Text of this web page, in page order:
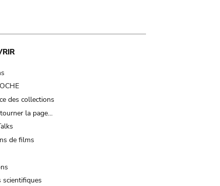
des collections
la page…
de films
scientifiques